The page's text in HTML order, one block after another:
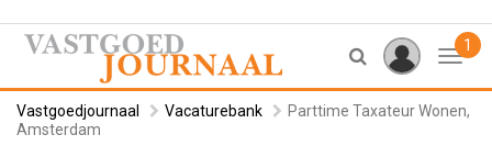
1
Vastgoedjournaal Vacaturebank
Parttime Taxateur Wonen,
Amsterdam